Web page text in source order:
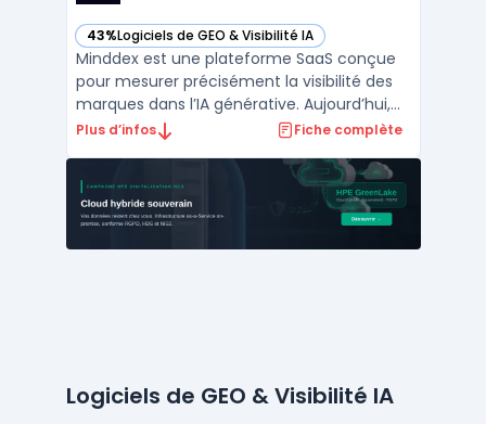
43%Logiciels de GEO & Visibilité IA
— voir Minddex dans cette catégorie
Minddex est une plateforme SaaS conçue
pour mesurer précisément la visibilité des
marques dans l’IA générative. Aujourd’hui,
de nombreuses équipes marketing, e-
problématique de l’exposition des marques
dans les réponses produites par des
modèles d’IA comme ChatGPT, ...
Plus d’infos Fiche complète
Logiciels de GEO & Visibilité IA